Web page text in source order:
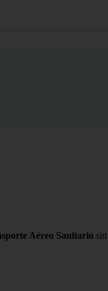
Aéreo Sanitario